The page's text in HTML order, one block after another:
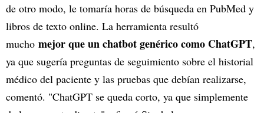
de otro modo, le tomaría horas de búsqueda en PubMed y
libros de texto online. La herramienta resultó
mucho mejor que un chatbot genérico como ChatGPT,
ya que sugería preguntas de seguimiento sobre el historial
médico del paciente y las pruebas que debían realizarse,
comentó. "ChatGPT se queda corto, ya que simplemente